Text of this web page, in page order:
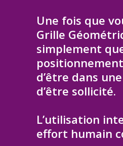
Une fois que
Grille
simplement
d’être dans
d’être sollicité.
L’utilisation
effort humain